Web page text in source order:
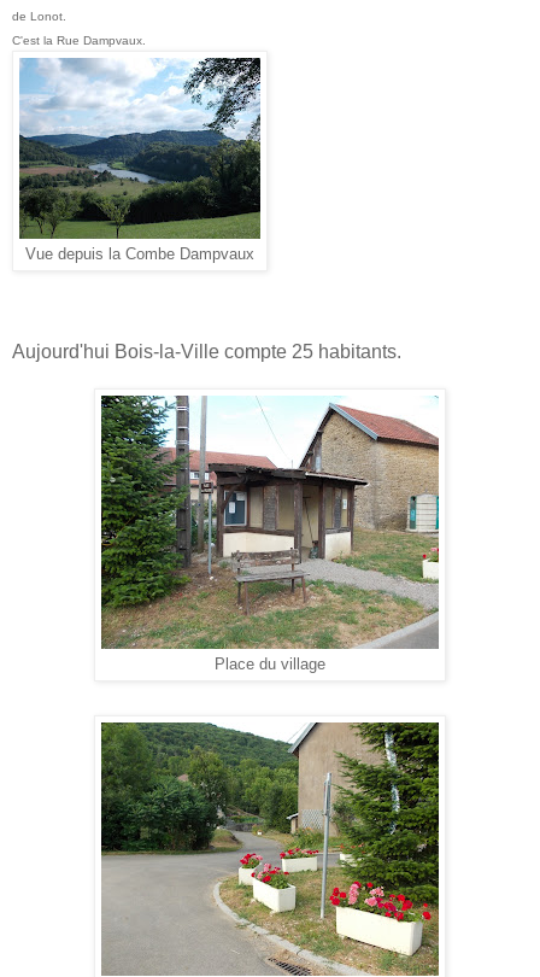
de Lonot.
C'est la Rue Dampvaux.
Vue depuis la Combe Dampvaux
Aujourd'hui Bois-la-Ville compte 25 habitants.
Place du village